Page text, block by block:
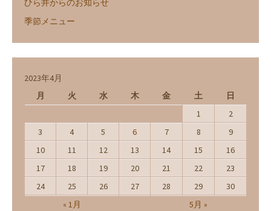
ひら井からのお知らせ
季節メニュー
2023年4月
月
火 水 木 金 土 日
« 1月 5月 »
1
2
3
4 5 6 7 8
9
10
11 12 13 14 15
16
17
18 19 20 21 22
23
24
25 26 27 28 29 30